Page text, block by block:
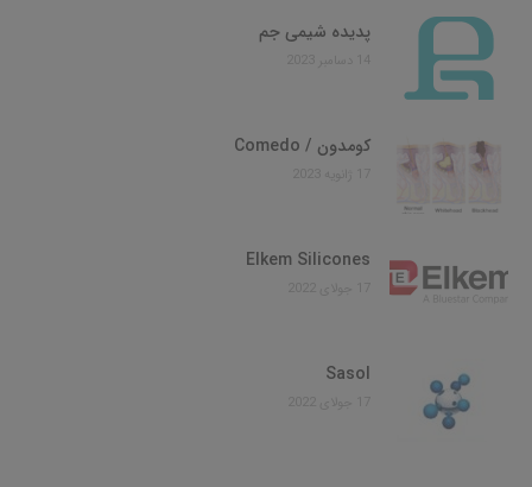
پدیده شیمی جم
کومدون / Comedo
Elkem Silicones
Sasol